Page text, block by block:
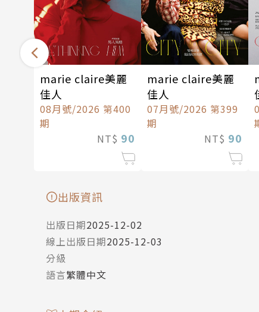
marie claire美麗
佳人
08月號/2026 第400
期
NT$ 90
marie claire美麗
佳人
07月號/2026 第399
期
NT$ 90
出版資訊
出版日期2025-12-02
線上出版日期2025-12-03
分級
語言繁體中文